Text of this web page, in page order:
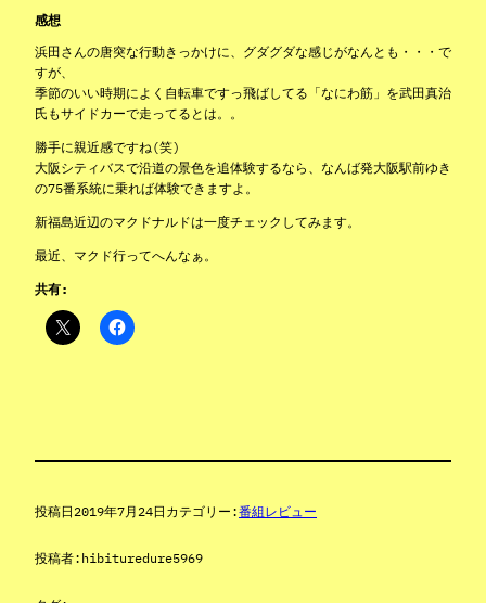
感想
浜田さんの唐突な行動きっかけに、グダグダな感じがなんとも・・・で
すが、
季節のいい時期によく自転車ですっ飛ばしてる「なにわ筋」を武田真治
氏もサイドカーで走ってるとは。。
勝手に親近感ですね(笑)
大阪シティバスで沿道の景色を追体験するなら、なんば発大阪駅前ゆき
の75番系統に乗れば体験できますよ。
新福島近辺のマクドナルドは一度チェックしてみます。
最近、マクド行ってへんなぁ。
共有:
投稿日2019年7月24日 カテゴリー:番組レビュー
投稿者: hibituredure5969